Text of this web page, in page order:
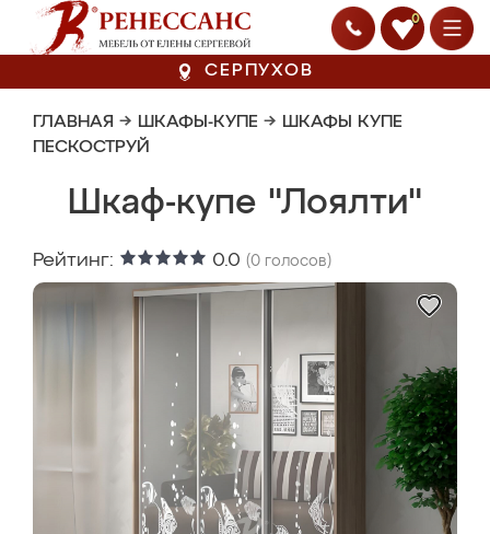
0
СЕРПУХОВ
ГЛАВНАЯ → ШКАФЫ-КУПЕ → ШКАФЫ КУПЕ
ПЕСКОСТРУЙ
Шкаф-купе "Лоялти"
Рейтинг: 0.0 (0 голосов)